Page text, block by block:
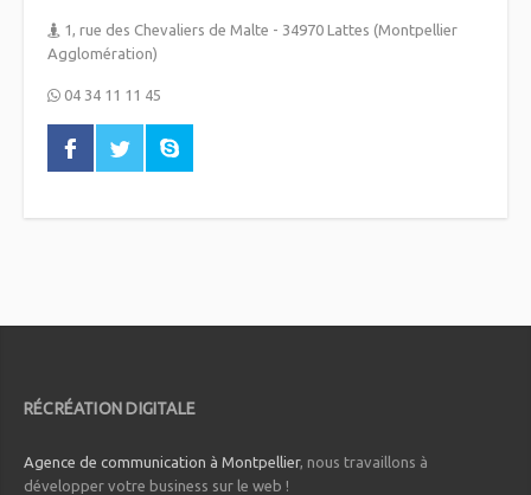
1, rue des Chevaliers de Malte - 34970 Lattes (Montpellier
Agglomération)
04 34 11 11 45
RÉCRÉATION DIGITALE
Agence de communication à Montpellier, nous travaillons à
développer votre business sur le web !